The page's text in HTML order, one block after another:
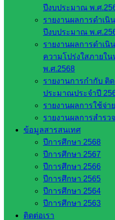
ปีงบประมาณ พ.ศ
รายงานผลการดำเนิ
ปีงบประมาณ พ.ศ
รายงานผลการดำเ
ความโปร่งใสภายใ
พ.ศ.2568
รายงานการกำกับ ติ
ประมาณประจำปี
รายงานผลการใช้จ่า
รายงานผลการสำร
ข้อมูลสารสนเทศ
ปีการศึกษา 2568
ปีการศึกษา 2567
ปีการศึกษา 2566
ปีการศึกษา 2565
ปีการศึกษา 2564
ปีการศึกษา 2563
ติดต่อเรา
กรมบัญชี
กลาง
สำนักงาน
ส.ก.ส.ค
หน่วยงาน
ในจังหวัด
สระแก้ว
จังหวัด
สระแก้ว
องค์การ
บริหาร
จังหวัด
สระแก้ว